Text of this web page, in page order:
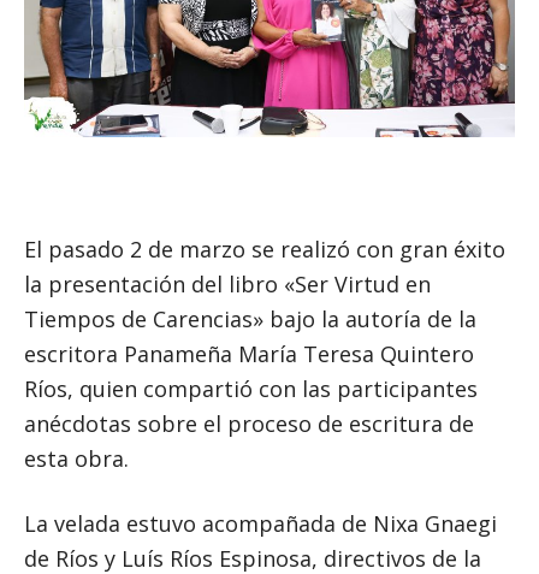
El pasado 2 de marzo se realizó con gran éxito
la presentación del libro «Ser Virtud en
Tiempos de Carencias» bajo la autoría de la
escritora Panameña María Teresa Quintero
Ríos, quien compartió con las participantes
anécdotas sobre el proceso de escritura de
esta obra.
La velada estuvo acompañada de Nixa Gnaegi
de Ríos y Luís Ríos Espinosa, directivos de la